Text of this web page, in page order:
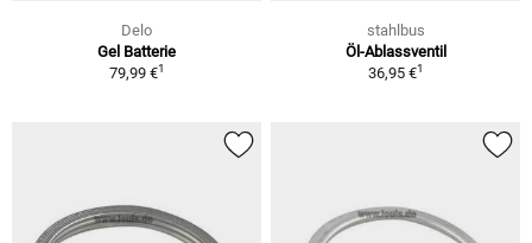
Delo
Gel Batterie
79,99 €1
stahlbus
Öl-Ablassventil
36,95 €1